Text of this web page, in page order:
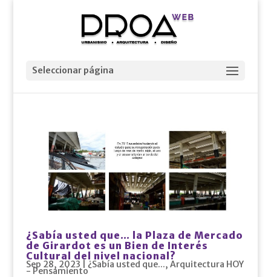
Seleccionar página
¿Sabía usted que… la Plaza de Mercado
de Girardot es un Bien de Interés
Cultural del nivel nacional?
Sep 28, 2023 ¿Sabía usted que..., Arquitectura HOY
- Pensamiento